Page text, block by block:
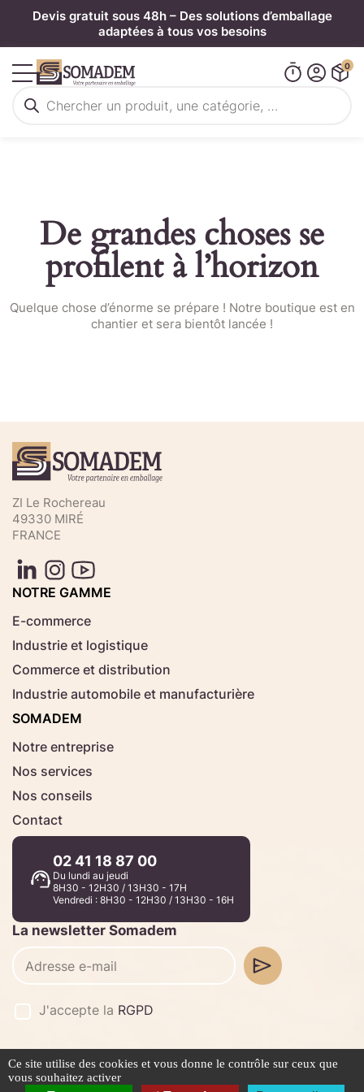
Devis gratuit sous 48h – Des solutions d’emballage
adaptées à tous vos besoins
de
0
De grandes choses se
profilent à l’horizon
Quelque chose d’énorme se prépare ! Notre boutique est en
chantier et sera bientôt lancée !
commande rapide
Aucun fichier
Télécharger
ZI Le Rochereau
49330 MIRÉ
FRANCE
NOTRE GAMME
E-commerce
Industrie et logistique
Commerce et distribution
Industrie automobile et manufacturière
SOMADEM
Notre entreprise
Nos services
Nos conseils
Contact
02 41 18 87 00
Du lundi au jeudi
8H30 - 12H30 / 13H30 - 17H
Vendredi : 8H30 - 12H30 / 13H30 - 16H
La newsletter Somadem
J'accepte la RGPD
©2026 -Stafe.fr
Mentions légales
Politique de confidentialité
Panneau de gestion des cookies
Ce site utilise des cookies et vous donne le contrôle sur ceux que
vous souhaitez activer